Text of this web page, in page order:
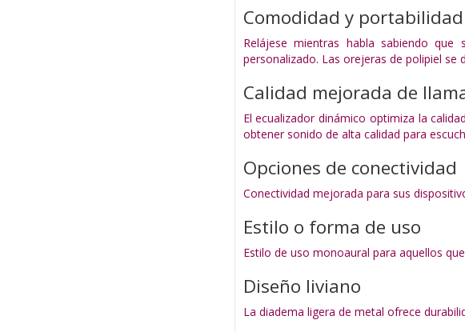
Comodidad y
Relájese mientras habla sabiendo
personalizado. Las orejeras de polipiel
Calidad mejorada de
El ecualizador dinámico optimiza la
obtener sonido de alta calidad para
Opciones de conectividad
Conectividad mejorada para sus
Estilo o forma de uso
Estilo de uso monoaural para aquellos
Diseño liviano
La diadema ligera de metal ofrece